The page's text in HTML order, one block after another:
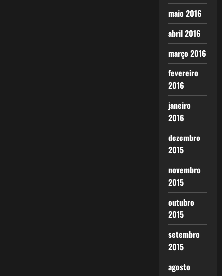
maio 2016
abril 2016
março 2016
fevereiro
2016
janeiro
2016
dezembro
2015
novembro
2015
outubro
2015
setembro
2015
agosto